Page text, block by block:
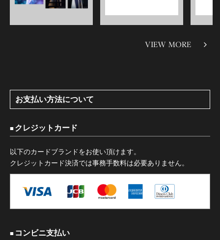
VIEW MORE
お支払い方法について
クレジットカード
以下のカードブランドをお使い頂けます。
クレジットカード決済では事務手数料は必要ありません。
コンビニ支払い